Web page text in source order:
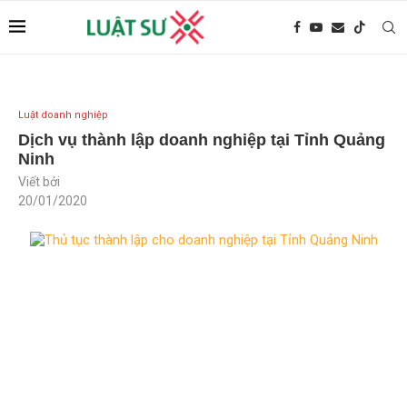
Luật doanh nghiệp
Dịch vụ thành lập doanh nghiệp tại Tỉnh Quảng
Ninh
Viết bởi
20/01/2020